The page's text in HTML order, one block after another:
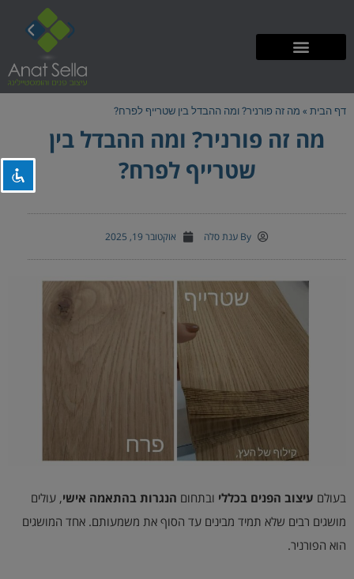
keyboard ניווט במקלדת
title סמן כותרות
zoom_in זום (הגדלה)
הקטנת גופן
גופן קריא
ניגודיות בהירה
הוסף קו תחתון לקישורים
סמן קישורים
לאפס
את
השארת משוב
דף הבית » מה זה פורניר? ומה ההבדל בין שטרייף לפרח?
מה זה פורניר? ומה ההבדל בין
שטרייף לפרח?
By ענת סלה אוקטובר 19, 2025
בעולם עיצוב הפנים בכללי ובתחום הנגרות בהתאמה אישי, עולים
מושגים רבים שלא תמיד מבינים עד הסוף את משמעותם. אחד המושגים
הוא הפורניר.